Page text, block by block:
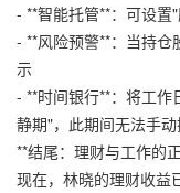
- **智能托管**：可设置
- **风险预警**：当持
示
- **时间银行**：将工
静期"，此期间无法手
**结尾：理财与工作的
现在，林晓的理财收益